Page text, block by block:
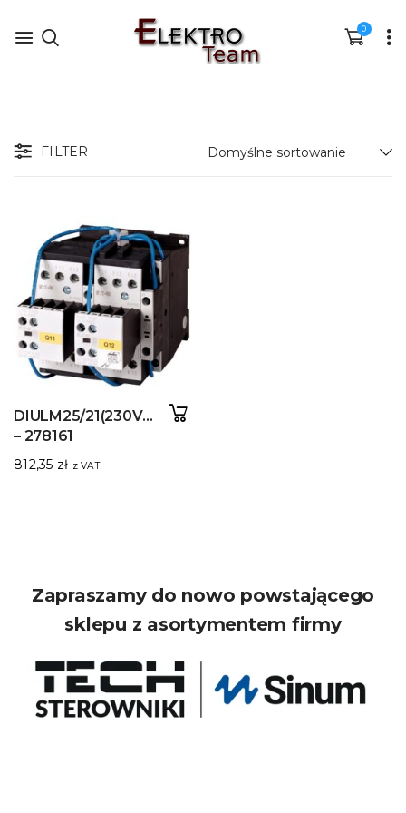
0
FILTER
DIULM25/21(230V50HZ,240V60HZ)
– 278161
812,35 zł z VAT
Zapraszamy do nowo powstającego
sklepu z asortymentem firmy